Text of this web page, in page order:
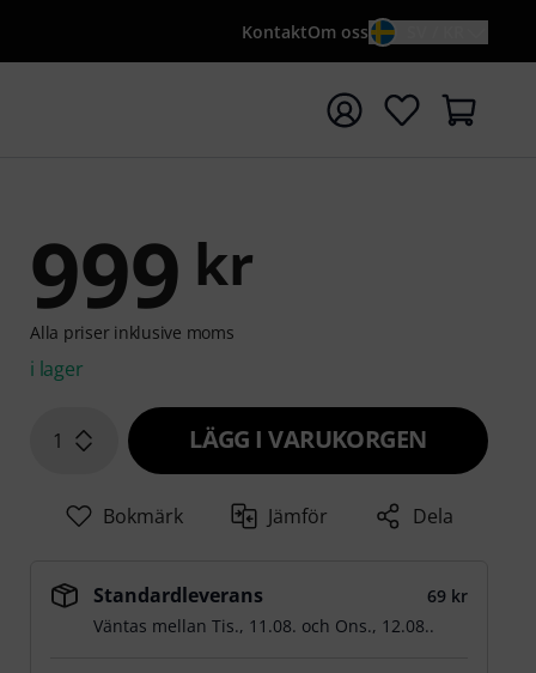
KontaktOm oss
sökningen med söktermen {searchTerm}
999 kr
Alla priser inklusive moms
i lager
1 LÄGG I VARUKORGEN
Bokmärk Jämför Dela
Standardleverans
69 kr
Väntas mellanTis., 11.08. och Ons., 12.08..